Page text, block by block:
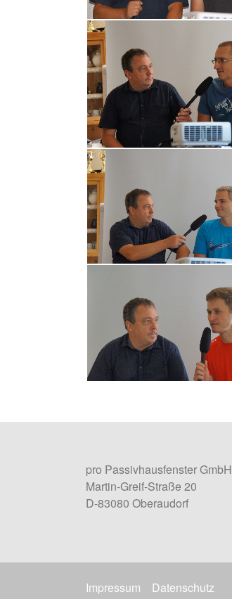
pro Passivhausfenster GmbH
Martin-Greif-Straße 20
D-83080 Oberaudorf
Impressum Datenschutz